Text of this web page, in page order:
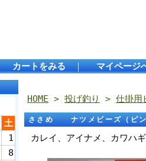
カートをみる ｜ マイページ
土
1
8
HOME > 投げ釣り > 仕掛用
ささめ ナツメビーズ（ピ
カレイ、アイナメ、カワハ